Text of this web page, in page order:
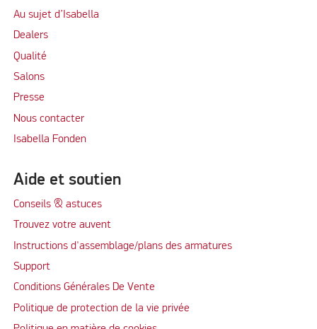
Au sujet d’Isabella
Dealers
Qualité
Salons
Presse
Nous contacter
Isabella Fonden
Aide et soutien
Conseils & astuces
Trouvez votre auvent
Instructions d'assemblage/plans des armatures
Support
Conditions Générales De Vente
Politique de protection de la vie privée